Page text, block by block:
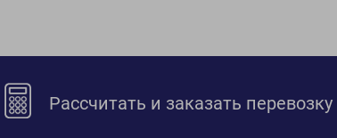
Рассчитать и заказать перевозку